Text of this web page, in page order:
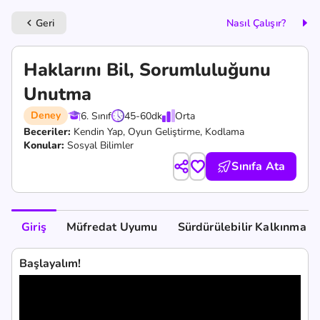
keyboard_arrow_left Geri Nasıl Çalışır?
Haklarını Bil, Sorumluluğunu
Unutma
Deney 6. Sınıf 45-60dk
Orta
Beceriler: Kendin Yap, Oyun Geliştirme, Kodlama
Konular: Sosyal Bilimler
Sınıfa Ata
Giriş Müfredat Uyumu Sürdürülebilir Kalkınma
Başlayalım!